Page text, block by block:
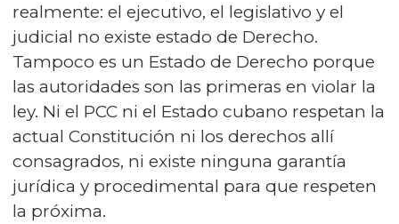
realmente: el ejecutivo, el legislativo y el
judicial no existe estado de Derecho.
Tampoco es un Estado de Derecho porque
las autoridades son las primeras en violar la
ley. Ni el PCC ni el Estado cubano respetan la
actual Constitución ni los derechos allí
consagrados, ni existe ninguna garantía
jurídica y procedimental para que respeten
la próxima.